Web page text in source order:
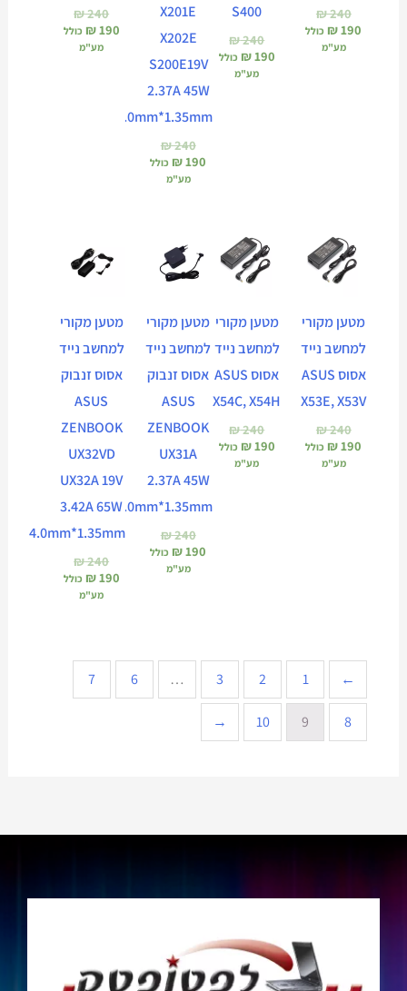
₪240
₪190
כולל
מע"מ
S400
₪240
₪190
כולל
מע"מ
X201E
X202E
S200E19V
2.37A 45W
4.0mm*1.35mm
₪240
₪190
כולל
מע"מ
₪240
₪190
כולל
מע"מ
מטען מקורי
למחשב נייד
אסוס ASUS
X53E, X53V
₪240
המקורי
היה:
₪190
המחיר
הנוכחי
הוא:
₪ 190.
כולל
מע"מ
מטען מקורי
למחשב נייד
אסוס ASUS
X54C, X54H
₪240
המקורי
היה:
₪190
המחיר
הנוכחי
הוא:
₪ 190.
כולל
מע"מ
מטען מקורי
למחשב נייד
אסוס זנבוק
ASUS
ZENBOOK
UX31A
2.37A 45W
4.0mm*1.35mm
₪240
היה:
₪190
הנוכחי
הוא:
₪ 190.
כולל
מע"מ
מטען מקורי
למחשב נייד
אסוס זנבוק
ASUS
ZENBOOK
UX32VD
UX32A 19V
3.42A 65W
4.0mm*1.35mm
₪240
היה:
₪190
הנוכחי
הוא:
כולל
מע"מ
→
1
2
3
…
6
7
8
9
10
←